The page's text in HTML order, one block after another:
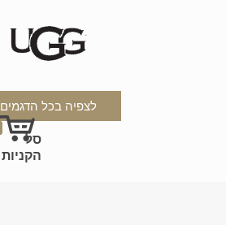
לצפיה בכל הדגמים